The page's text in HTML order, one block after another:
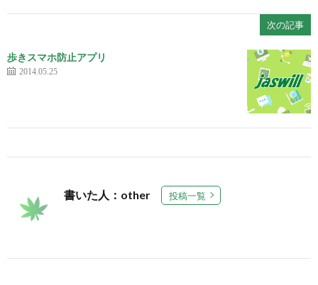
次の記事
歩きスマホ防止アプリ
2014.05.25
書いた人：other 投稿一覧